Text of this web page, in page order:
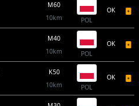
M60
10km
POL
OK
M40
10km
POL
OK
K50
10km
POL
OK